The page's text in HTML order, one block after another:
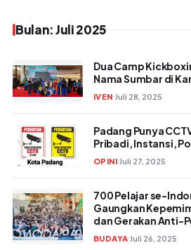
Bulan: Juli 2025
Dua Camp
Nama Sumbar di
IVEN Juli 28, 2025
Padang Punya
Pribadi, Instansi,
OPINI Juli 27, 2025
700 Pelajar se-
Gaungkan
dan Gerakan Anti-
BUDAYA Juli 26, 2025